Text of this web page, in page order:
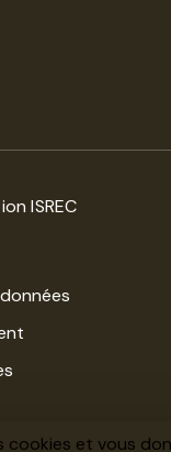
ISREC
Agence digitale
cookies et vous